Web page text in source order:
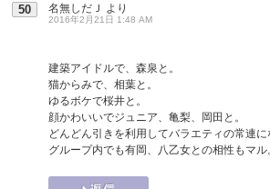
50 名無しだＪ より
2016年2月21日 1:48 AM
建築アイドルで、森泉と。
猫からみで、相葉と。
ゆるボケで桜井と。
顔かわいいでジュニア、亀梨、岡田と。
どんどん引きを利用してバラエティの常連に
グループ内でも有岡、八乙女との相性もマル